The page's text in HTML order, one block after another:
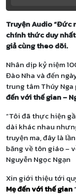
Truyện Audio “Đức
chính thức duy
giả cùng theo dõi.
Nhân dịp kỷ niệm
Đào Nha và đến
trung tâm Thúy
đến với thế gian –
“Tôi đã thực hiện
dài khác nhau
truyện ma, đây là
băng về tôn giáo –
Nguyễn Ngọc Ngạn
Xin giới thiệu tới
Mẹ đến với thế gian